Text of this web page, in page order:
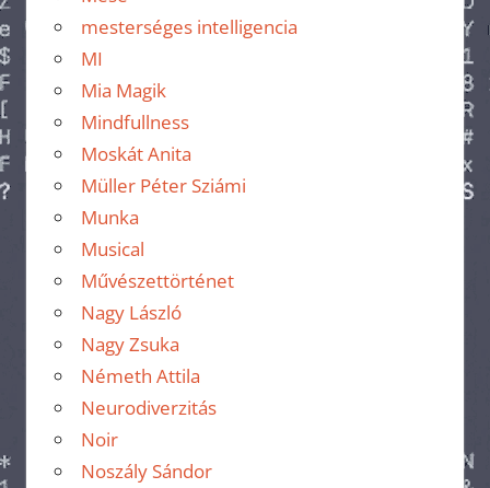
mesterséges intelligencia
MI
Mia Magik
Mindfullness
Moskát Anita
Müller Péter Sziámi
Munka
Musical
Művészettörténet
Nagy László
Nagy Zsuka
Németh Attila
Neurodiverzitás
Noir
Noszály Sándor